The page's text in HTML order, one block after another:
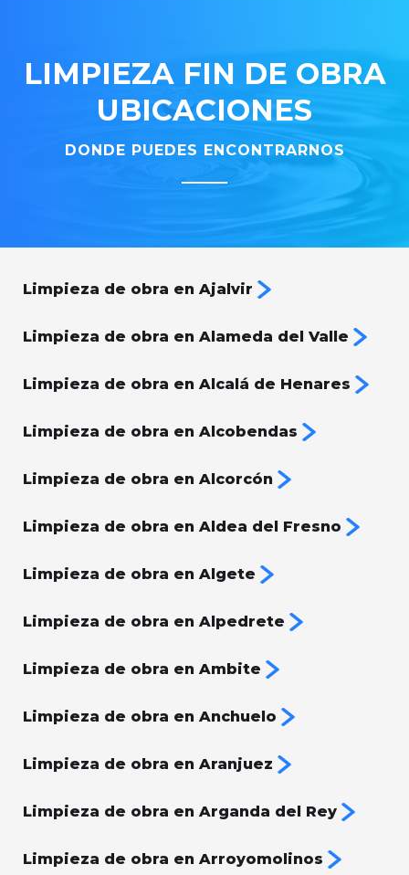
LIMPIEZA FIN DE OBRA
UBICACIONES
DONDE PUEDES ENCONTRARNOS
Limpieza de obra en Ajalvir
Limpieza de obra en Alameda del Valle
Limpieza de obra en Alcalá de Henares
Limpieza de obra en Alcobendas
Limpieza de obra en Alcorcón
Limpieza de obra en Aldea del Fresno
Limpieza de obra en Algete
Limpieza de obra en Alpedrete
Limpieza de obra en Ambite
Limpieza de obra en Anchuelo
Limpieza de obra en Aranjuez
Limpieza de obra en Arganda del Rey
Limpieza de obra en Arroyomolinos